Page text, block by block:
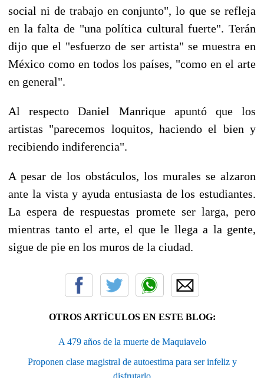
social ni de trabajo en conjunto", lo que se refleja
en la falta de "una política cultural fuerte". Terán
dijo que el "esfuerzo de ser artista" se muestra en
México como en todos los países, "como en el arte
en general".
Al respecto Daniel Manrique apuntó que los
artistas "parecemos loquitos, haciendo el bien y
recibiendo indiferencia".
A pesar de los obstáculos, los murales se alzaron
ante la vista y ayuda entusiasta de los estudiantes.
La espera de respuestas promete ser larga, pero
mientras tanto el arte, el que le llega a la gente,
sigue de pie en los muros de la ciudad.
OTROS ARTÍCULOS EN ESTE BLOG:
A 479 años de la muerte de Maquiavelo
Proponen clase magistral de autoestima para ser infeliz y
disfrutarlo